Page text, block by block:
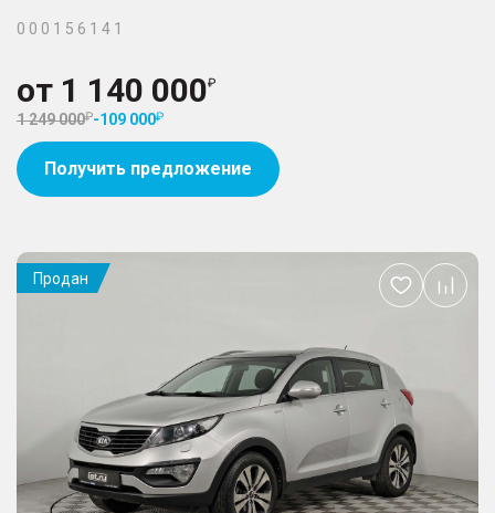
0 0 0 1 5 6 1 4 1
от 1 140 000
1 249 000 -109 000
Получить предложение
Продан
Добавить
в